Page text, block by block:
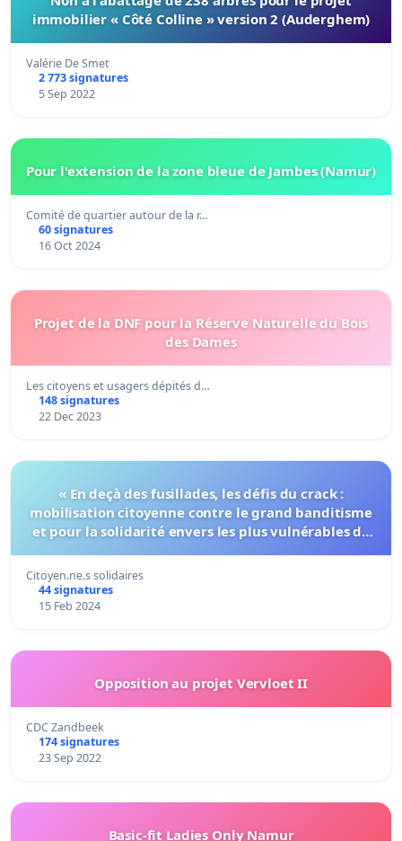
immobilier « Côté Colline » version 2 (Auderghem)
Valérie De Smet
2 773 signatures
5 Sep 2022
Pour l'extension de la zone bleue de Jambes (Namur)
Comité de quartier autour de la r…
60 signatures
16 Oct 2024
Projet de la DNF pour la Réserve Naturelle du Bois
des Dames
Les citoyens et usagers dépités d…
148 signatures
22 Dec 2023
« En deçà des fusillades, les défis du crack :
mobilisation citoyenne contre le grand banditisme
et pour la solidarité envers les plus vulnérables de
Citoyen.ne.s solidaires
44 signatures
15 Feb 2024
Opposition au projet Vervloet II
CDC Zandbeek
174 signatures
23 Sep 2022
Basic-fit Ladies Only Namur